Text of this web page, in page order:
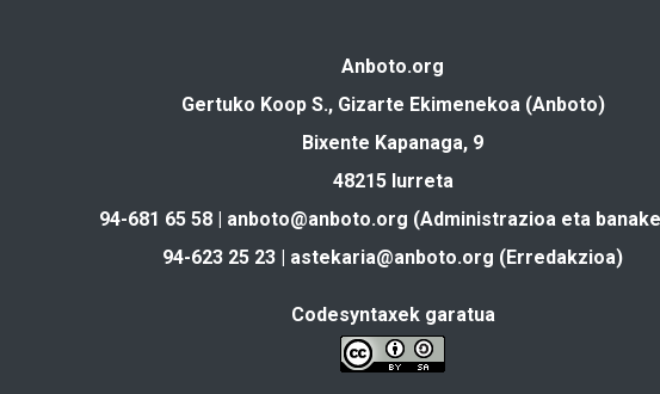
Anboto.org
Gertuko Koop S., Gizarte Ekimenekoa (Anboto)
Bixente Kapanaga, 9
48215 Iurreta
94-681 65 58 | anboto@anboto.org (Administrazioa eta
94-623 25 23 | astekaria@anboto.org (Erredakzioa)
Codesyntaxek garatua